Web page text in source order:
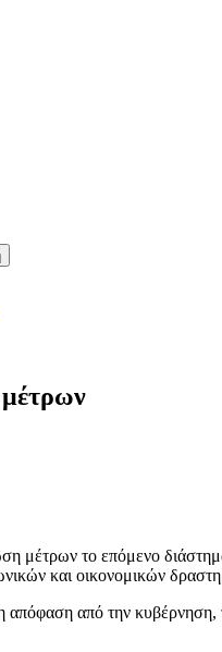
μέτρων το επόμενο
και οικονομικών
απόφαση από την